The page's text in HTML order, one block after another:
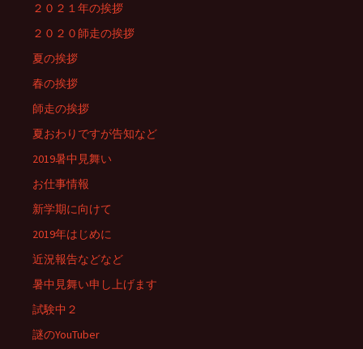
２０２１年の挨拶
２０２０師走の挨拶
夏の挨拶
春の挨拶
師走の挨拶
夏おわりですが告知など
2019暑中見舞い
お仕事情報
新学期に向けて
2019年はじめに
近況報告などなど
暑中見舞い申し上げます
試験中２
謎のYouTuber